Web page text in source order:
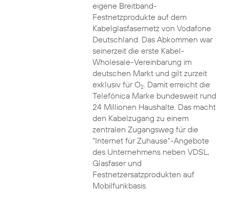
eigene Breitband-
Festnetzprodukte auf dem
Kabelglasfasernetz von Vodafone
Deutschland. Das Abkommen war
seinerzeit die erste Kabel-
Wholesale-Vereinbarung im
deutschen Markt und gilt zurzeit
exklusiv für O2. Damit erreicht die
Telefónica Marke bundesweit rund
24 Millionen Haushalte. Das macht
den Kabelzugang zu einem
zentralen Zugangsweg für die
“Internet für Zuhause”-Angebote
des Unternehmens neben VDSL,
Glasfaser und
Festnetzersatzprodukten auf
Mobilfunkbasis.